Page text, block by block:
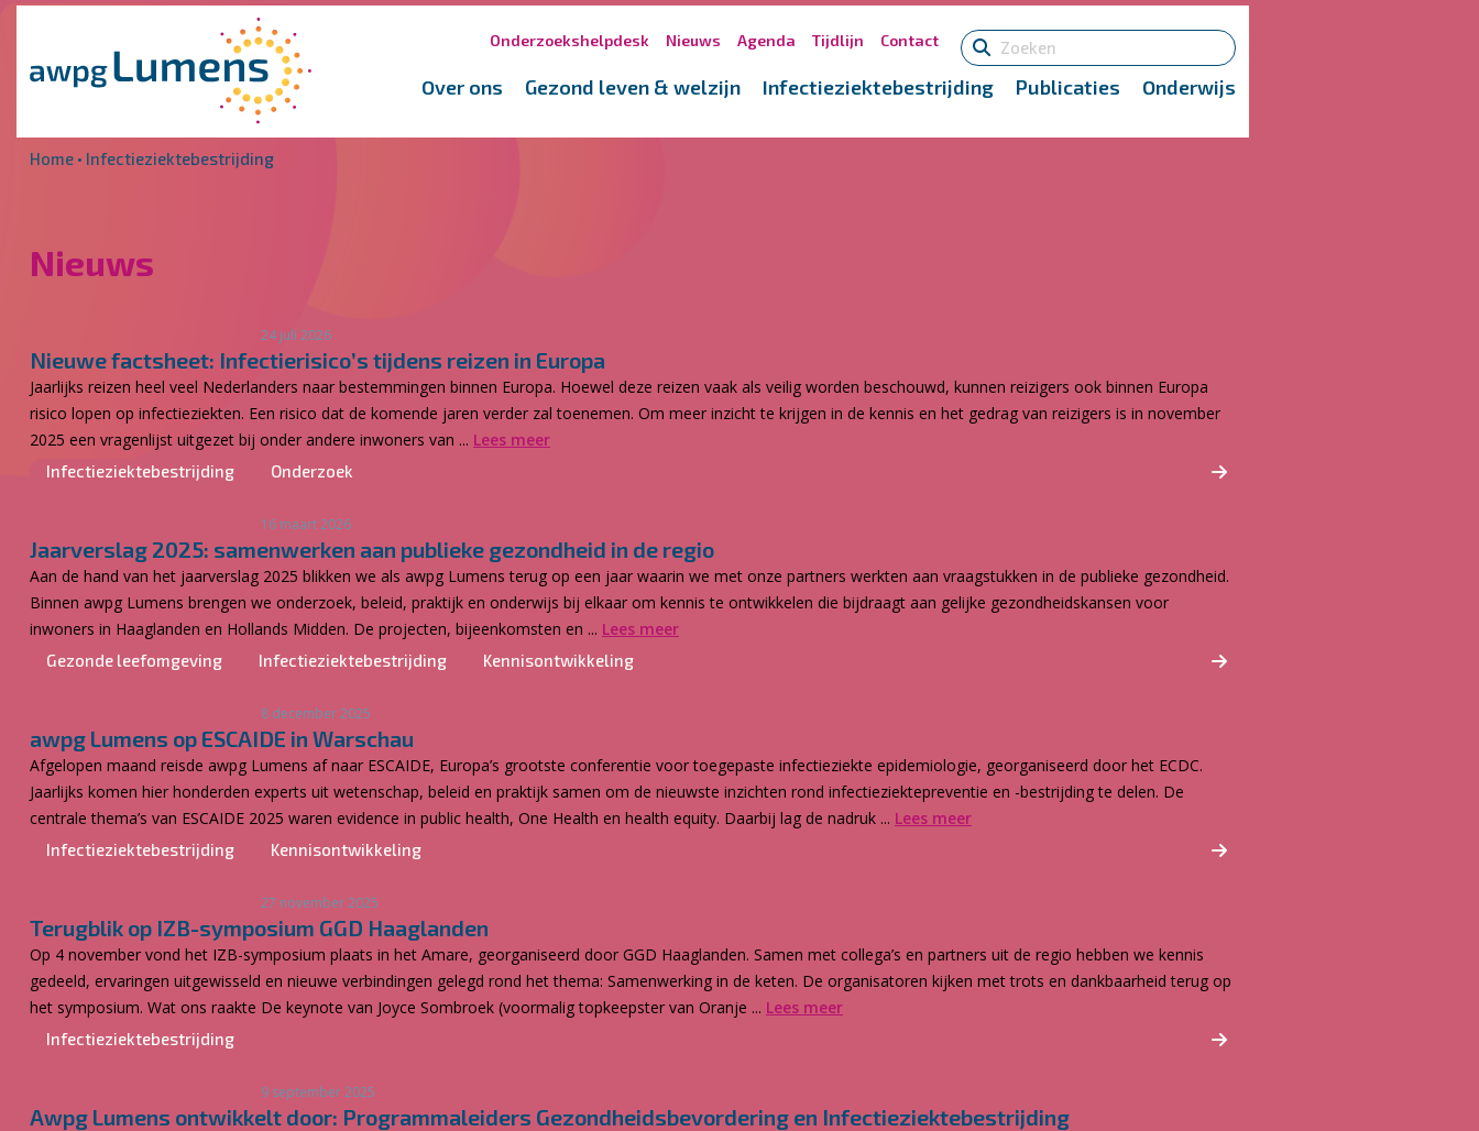
Overslaan en naar de inhoud gaan
Onderzoekshelpdesk Nieuws Agenda Tijdlijn Contact
Over ons Gezond leven & welzijn Infectieziektebestrijding Publicaties Onderwijs
Home • Infectieziektebestrijding
Nieuws
24 juli 2026
Nieuwe factsheet: Infectierisico’s tijdens reizen in Europa
Jaarlijks reizen heel veel Nederlanders naar bestemmingen binnen Europa. Hoewel deze reizen vaak als veilig worden beschouwd, kunnen reizigers ook binnen Europa
risico lopen op infectieziekten. Een risico dat de komende jaren verder zal toenemen. Om meer inzicht te krijgen in de kennis en het gedrag van reizigers is in november
2025 een vragenlijst uitgezet bij onder andere inwoners van ... Lees meer
Infectieziektebestrijding Onderzoek
16 maart 2026
Jaarverslag 2025: samenwerken aan publieke gezondheid in de regio
Aan de hand van het jaarverslag 2025 blikken we als awpg Lumens terug op een jaar waarin we met onze partners werkten aan vraagstukken in de publieke gezondheid.
Binnen awpg Lumens brengen we onderzoek, beleid, praktijk en onderwijs bij elkaar om kennis te ontwikkelen die bijdraagt aan gelijke gezondheidskansen voor
inwoners in Haaglanden en Hollands Midden. De projecten, bijeenkomsten en ... Lees meer
Gezonde leefomgeving Infectieziektebestrijding Kennisontwikkeling
8 december 2025
awpg Lumens op ESCAIDE in Warschau
Afgelopen maand reisde awpg Lumens af naar ESCAIDE, Europa’s grootste conferentie voor toegepaste infectieziekte epidemiologie, georganiseerd door het ECDC.
Jaarlijks komen hier honderden experts uit wetenschap, beleid en praktijk samen om de nieuwste inzichten rond infectieziektepreventie en -bestrijding te delen. De
centrale thema’s van ESCAIDE 2025 waren evidence in public health, One Health en health equity. Daarbij lag de nadruk ... Lees meer
Infectieziektebestrijding Kennisontwikkeling
27 november 2025
Terugblik op IZB-symposium GGD Haaglanden
Op 4 november vond het IZB-symposium plaats in het Amare, georganiseerd door GGD Haaglanden. Samen met collega’s en partners uit de regio hebben we kennis
gedeeld, ervaringen uitgewisseld en nieuwe verbindingen gelegd rond het thema: Samenwerking in de keten. De organisatoren kijken met trots en dankbaarheid terug op
het symposium. Wat ons raakte De keynote van Joyce Sombroek (voormalig topkeepster van Oranje ... Lees meer
Infectieziektebestrijding
9 september 2025
Awpg Lumens ontwikkelt door: Programmaleiders Gezondheidsbevordering en Infectieziektebestrijding